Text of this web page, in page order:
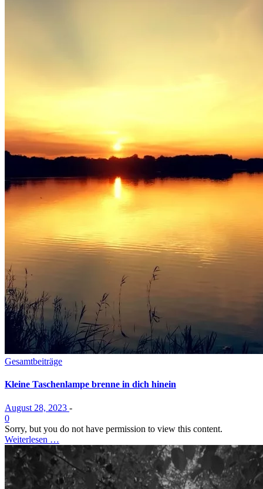
Gesamtbeiträge
Kleine Taschenlampe brenne in dich hinein
August 28, 2023 -
0
Sorry, but you do not have permission to view this content.
Weiterlesen …